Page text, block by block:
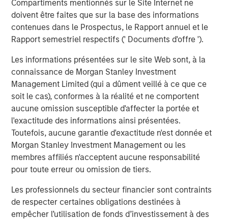
Compartiments mentionnés sur le Site Internet ne
doivent être faites que sur la base des informations
contenues dans le Prospectus, le Rapport annuel et le
Rapport semestriel respectifs (' Documents d'offre ').
Les informations présentées sur le site Web sont, à la
connaissance de Morgan Stanley Investment
Management Limited (qui a dûment veillé à ce que ce
soit le cas), conformes à la réalité et ne comportent
aucune omission susceptible d'affecter la portée et
l'exactitude des informations ainsi présentées.
Toutefois, aucune garantie d'exactitude n'est donnée et
Morgan Stanley Investment Management ou les
membres affiliés n'acceptent aucune responsabilité
pour toute erreur ou omission de tiers.
Les professionnels du secteur financier sont contraints
de respecter certaines obligations destinées à
empêcher l’utilisation de fonds d’investissement à des
Quant à ADP, c’est un leader dans les services de paie et
les logiciels de gestion des ressources humaines
associés. Outre la gestion de la paie, il est spécialisé dans
la gestion des talents et les solutions de conformité, ce
qui en fait une société technologique. Nous avons
également pris récemment une position sur Uber (qui
appartient au segment des transports du secteur
industriel !). La célèbre plateforme de voitures de
tourisme avec chauffeurs affiche des marges et un
rendement du capital plus élevés grâce à une envergure
croissante.
Cela ne veut pas dire que le segment des biens
d’équipement ne recèle aucune entreprise de bonne
qualité. Par exemple, nous considérons que l’industrie
des ascenseurs présente une attractivité structurelle,
soutenue par des tendances de long terme telles que
l’urbanisation et le vieillissement des populations. Les